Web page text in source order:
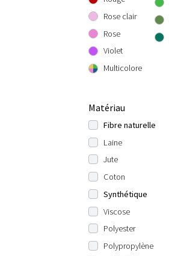
Rose clair
Rose
Violet
Multicolore
Matériau
Fibre naturelle
Laine
Jute
Coton
Synthétique
Viscose
Polyester
Polypropylène